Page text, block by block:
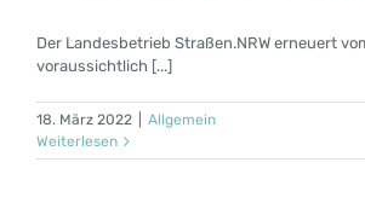
Der Landesbetrieb Straßen.NRW erneuert
voraussichtlich [...]
18. März 2022
Allgemein
Weiterlesen